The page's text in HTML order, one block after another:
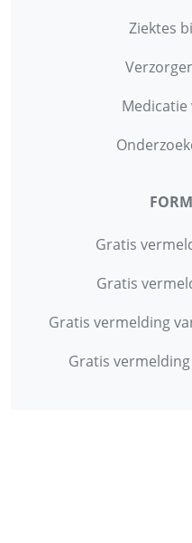
Ziektes
Gratis
Gratis
Gratis vermelding
Gratis